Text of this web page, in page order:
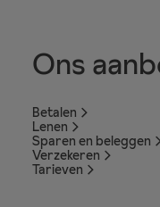
Ons
Betalen
Lenen
Sparen en beleggen
Verzekeren
Tarieven